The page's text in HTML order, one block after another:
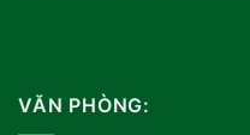
VĂN PHÒNG: